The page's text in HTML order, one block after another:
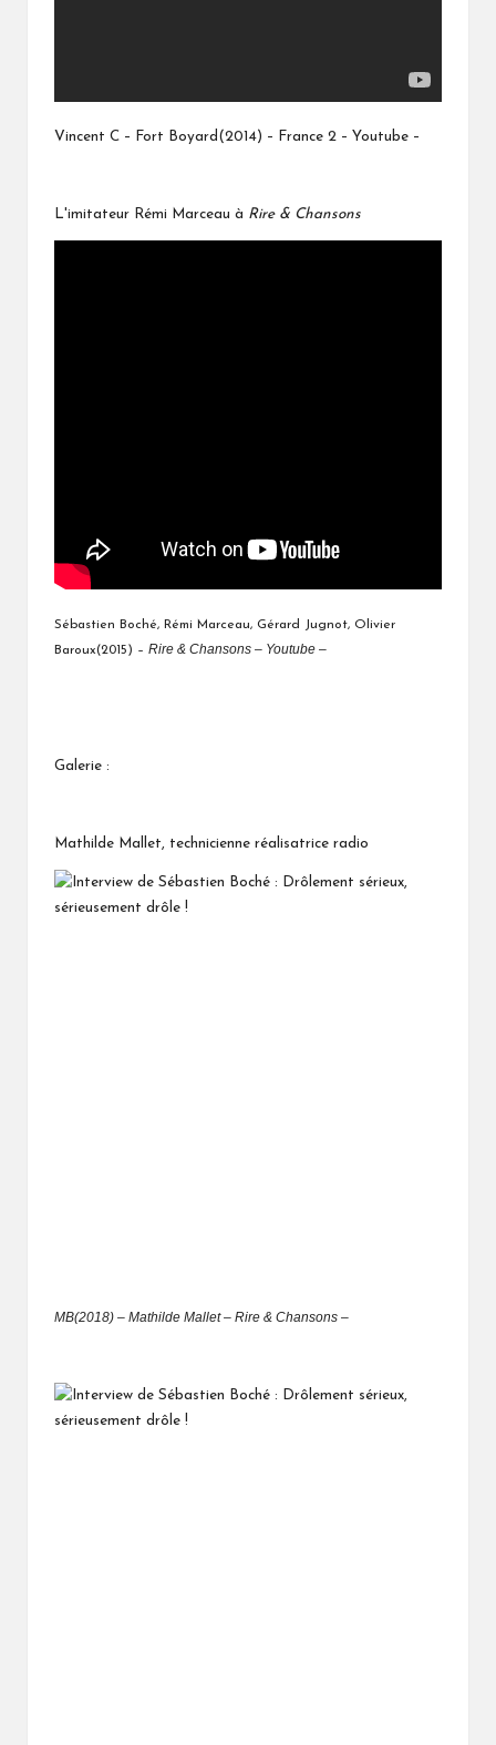
Vincent C – Fort Boyard(2014) – France 2 – Youtube –
L'imitateur Rémi Marceau à Rire & Chansons
Sébastien Boché, Rémi Marceau, Gérard Jugnot, Olivier
Baroux(2015) – Rire & Chansons – Youtube –
Galerie :
Mathilde Mallet, technicienne réalisatrice radio
MB(2018) – Mathilde Mallet – Rire & Chansons –